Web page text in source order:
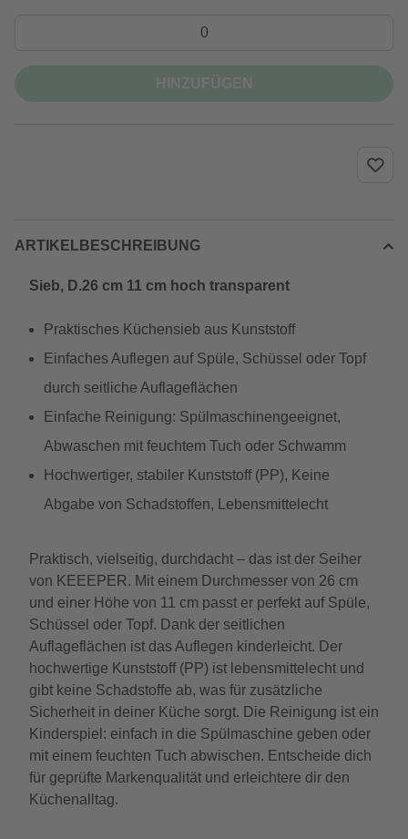
ARTIKELBESCHREIBUNG
Sieb, D.26 cm 11 cm hoch transparent
Praktisches Küchensieb aus Kunststoff
Einfaches Auflegen auf Spüle, Schüssel oder Topf
durch seitliche Auflageflächen
Einfache Reinigung: Spülmaschinengeeignet,
Abwaschen mit feuchtem Tuch oder Schwamm
Hochwertiger, stabiler Kunststoff (PP), Keine
Abgabe von Schadstoffen, Lebensmittelecht
Praktisch, vielseitig, durchdacht – das ist der Seiher
von KEEEPER. Mit einem Durchmesser von 26 cm
und einer Höhe von 11 cm passt er perfekt auf Spüle,
Schüssel oder Topf. Dank der seitlichen
Auflageflächen ist das Auflegen kinderleicht. Der
hochwertige Kunststoff (PP) ist lebensmittelecht und
gibt keine Schadstoffe ab, was für zusätzliche
Sicherheit in deiner Küche sorgt. Die Reinigung ist ein
Kinderspiel: einfach in die Spülmaschine geben oder
mit einem feuchten Tuch abwischen. Entscheide dich
für geprüfte Markenqualität und erleichtere dir den
Küchenalltag.